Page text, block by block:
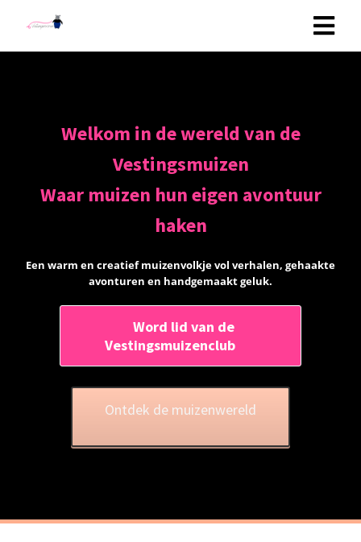
Welkom in de wereld van de
Vestingsmuizen
Waar muizen hun eigen avontuur
haken
Een warm en creatief muizenvolkje vol verhalen, gehaakte
avonturen en handgemaakt geluk.
Word lid van de
Vestingsmuizenclub
Ontdek de muizenwereld